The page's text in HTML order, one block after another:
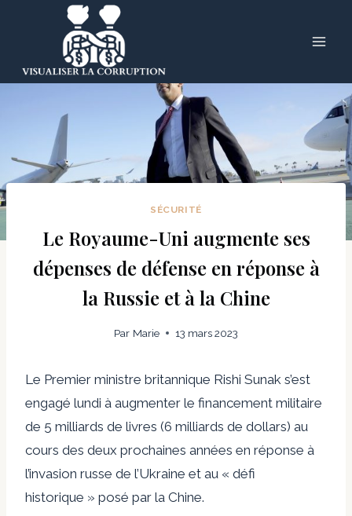
SÉCURITÉ
Le Royaume-Uni augmente ses
dépenses de défense en réponse à
la Russie et à la Chine
Par Marie 13 mars 2023
Le Premier ministre britannique Rishi Sunak s’est
engagé lundi à augmenter le financement militaire
de 5 milliards de livres (6 milliards de dollars) au
cours des deux prochaines années en réponse à
l’invasion russe de l’Ukraine et au « défi
historique » posé par la Chine.